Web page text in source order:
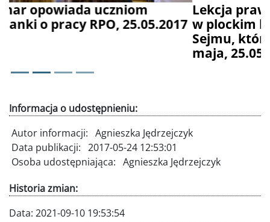
Lekcja praw czlowieka Adama Bodnara
w plockim liceum imienia marszałka
Sejmu, który uchwalił Konstytucję 3
Informacja o udostępnieniu:
Autor informacji: Agnieszka Jędrzejczyk
Data publikacji: 2017-05-24 12:53:01
Osoba udostępniająca: Agnieszka Jędrzejczyk
Historia zmian:
Data: 2021-09-10 19:53:54